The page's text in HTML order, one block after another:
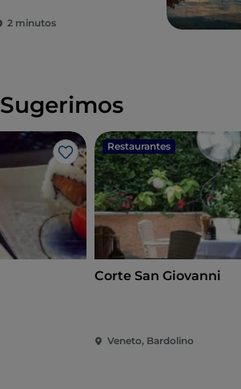
2 minutos
Sugerimos
Me gusta
Restaurantes
Corte San Giovanni
Veneto, Bardolino